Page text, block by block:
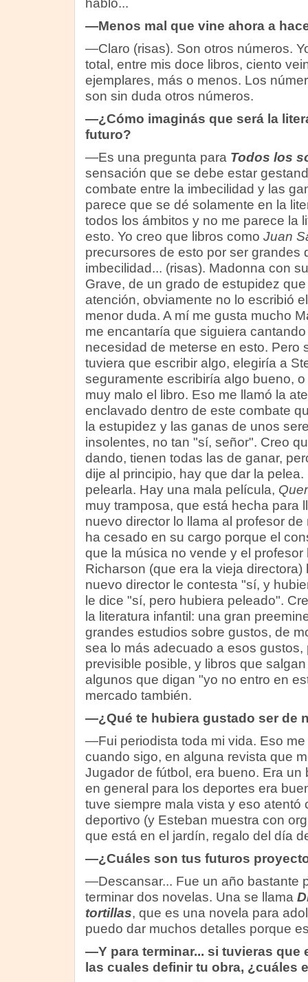
hablo...
—Menos mal que vine ahora a
—Claro (risas). Son otros números.
total, entre mis doce libros, ciento
ejemplares, más o menos. Los
son sin duda otros números.
—¿Cómo imaginás que será la
futuro?
—Es una pregunta para Todos los
sensación que se debe estar
combate entre la imbecilidad y las
parece que se dé solamente en la
todos los ámbitos y no me parece la
esto. Yo creo que libros como Juan
precursores de esto por ser grandes
imbecilidad... (risas). Madonna con
Grave, de un grado de estupidez
atención, obviamente no lo escribió
menor duda. A mí me gusta mucho
me encantaría que siguiera
necesidad de meterse en esto. Pero
tuviera que escribir algo, elegiría a
seguramente escribiría algo bueno,
muy malo el libro. Eso me llamó la
enclavado dentro de este combate
la estupidez y las ganas de unos
insolentes, no tan "sí, señor". Creo
dando, tienen todas las de ganar,
dije al principio, hay que dar la
pelearla. Hay una mala película,
muy tramposa, que está hecha para
nuevo director lo llama al profesor
ha cesado en su cargo porque el
que la música no vende y el profesor
Richarson (que era la vieja
nuevo director le contesta "sí, y
le dice "sí, pero hubiera peleado".
la literatura infantil: una gran
grandes estudios sobre gustos, de
sea lo más adecuado a esos gustos,
previsible posible, y libros que
algunos que digan "yo no entro en
mercado también.
—¿Qué te hubiera gustado ser de
—Fui periodista toda mi vida. Eso
cuando sigo, en alguna revista que
Jugador de fútbol, era bueno. Era
en general para los deportes era
tuve siempre mala vista y eso atentó
deportivo (y Esteban muestra con
que está en el jardín, regalo del día
—¿Cuáles son tus futuros
—Descansar... Fue un año bastante
terminar dos novelas. Una se llama
tortillas, que es una novela para
puedo dar muchos detalles porque
—Y para terminar... si tuvieras que
las cuales definir tu obra, ¿cuáles